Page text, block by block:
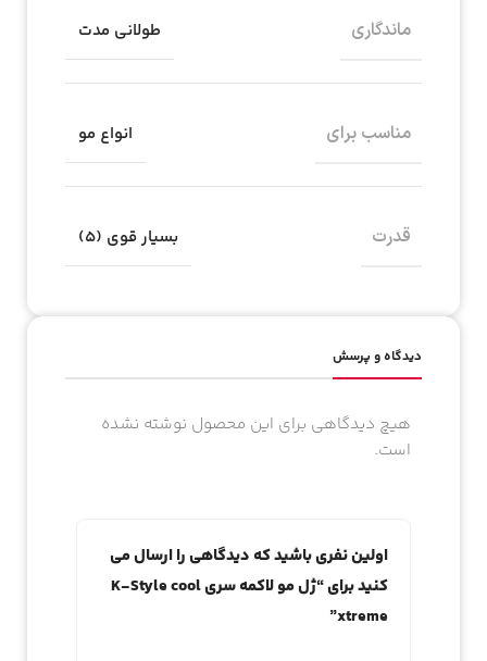
ماندگاری طولانی مدت
مناسب برای انواع مو
قدرت بسیار قوی (۵)
دیدگاه و پرسش
هیچ دیدگاهی برای این محصول نوشته نشده
است.
اولین نفری باشید که دیدگاهی را ارسال می
کنید برای “ژل مو لاکمه سری K-Style cool
xtreme”